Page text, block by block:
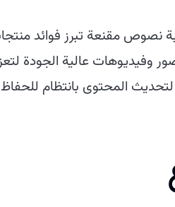
نصوص مقنعة تبرز فوائد
وفيديوهات عالية الجودة
المحتوى بانتظام للحفاظ